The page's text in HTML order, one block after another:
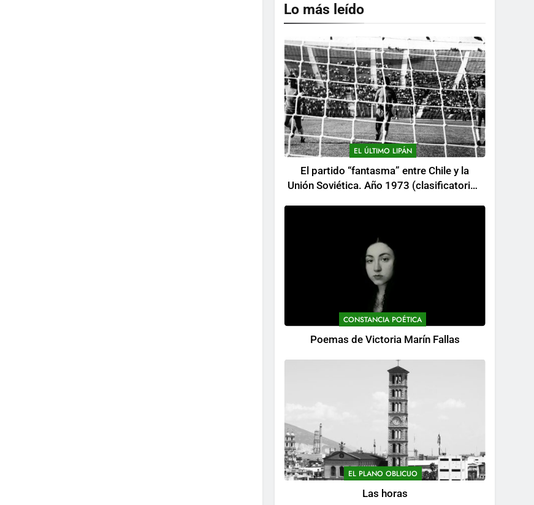
Lo más leído
EL ÚLTIMO LIPÁN
El partido “fantasma” entre Chile y la
Unión Soviética. Año 1973 (clasificatorios
CONSTANCIA POÉTICA
Poemas de Victoria Marín Fallas
EL PLANO OBLICUO
Las horas